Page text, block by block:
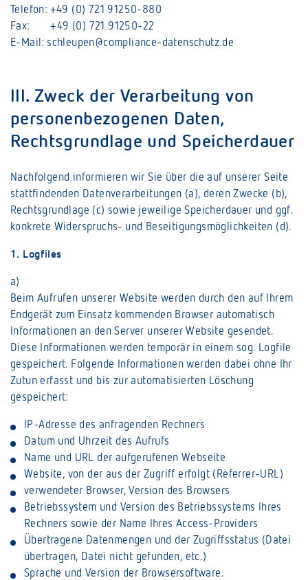
Telefon: +49 (0) 721 91250-880
Fax: +49 (0) 721 91250-22
E-Mail: schleupen@compliance-datenschutz.de
III. Zweck der Verarbeitung von
personenbezogenen Daten,
Rechtsgrundlage und Speicherdauer
Nachfolgend informieren wir Sie über die auf unserer Seite
stattfindenden Datenverarbeitungen (a), deren Zwecke (b),
Rechtsgrundlage (c) sowie jeweilige Speicherdauer und ggf.
konkrete Widerspruchs- und Beseitigungsmöglichkeiten (d).
1. Logfiles
a)
Beim Aufrufen unserer Website werden durch den auf Ihrem
Endgerät zum Einsatz kommenden Browser automatisch
Informationen an den Server unserer Website gesendet.
Diese Informationen werden temporär in einem sog. Logfile
gespeichert. Folgende Informationen werden dabei ohne Ihr
Zutun erfasst und bis zur automatisierten Löschung
gespeichert:
IP-Adresse des anfragenden Rechners
Datum und Uhrzeit des Aufrufs
Name und URL der aufgerufenen Webseite
Website, von der aus der Zugriff erfolgt (Referrer-URL)
verwendeter Browser, Version des Browsers
Betriebssystem und Version des Betriebssystems Ihres
Rechners sowie der Name Ihres Access-Providers
Übertragene Datenmengen und der Zugriffsstatus (Datei
übertragen, Datei nicht gefunden, etc.)
Sprache und Version der Browsersoftware.